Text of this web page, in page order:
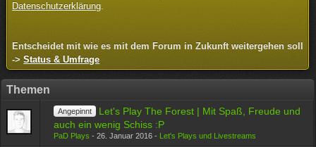
Datenschutzerklärung.
Entscheidet mit wie es mit dem Forum in Zukunft weitergehen soll
->Status & Umfrage
Themen
Angepinnt
Let's Play The Forest | Mit Spaß, Freude und
auch ein wenig Schiss :P
PaD Plays -26. Januar 2016 - Let's Plays und Livestreams